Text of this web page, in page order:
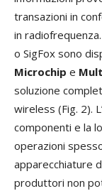
transazioni in
in
o SigFox sono
Microchip e
soluzione
wireless (Fig. 2).
componenti e la
operazioni
apparecchiature
produttori non